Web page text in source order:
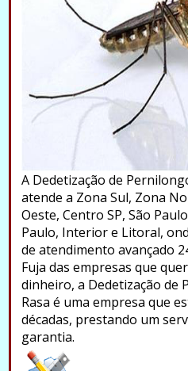
A Dedetização de
atende a Zona Sul, Zona
Oeste, Centro SP, São
Paulo, Interior e Litoral,
de atendimento avançado
Fuja das empresas que
dinheiro, a Dedetização de
Rasa é uma empresa que
décadas, prestando um
garantia.